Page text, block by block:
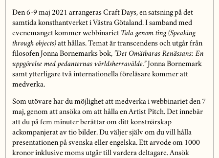
Den 6-9 maj 2021 arrangeras Craft Days, en satsning på det
samtida konsthantverket i Västra Götaland. I samband med
evenemanget kommer webbinariet Tala genom ting (Speaking
through objects)att hållas. Temat är transcendens och utgår från
filosofen Jonna Bornemarks bok, ”Det Omätbaras Renässans: En
uppgörelse med pedanternas världsherravälde.” Jonna Bornemark
samt ytterligare två internationella föreläsare kommer att
medverka.
Som utövare har du möjlighet att medverka i webbinariet den 7
maj, genom att ansöka om att hålla en Artist Pitch. Det innebär
att du på fem minuter berättar om ditt konstnärskap
ackompanjerat av tio bilder. Du väljer själv om du vill hålla
presentationen på svenska eller engelska. Ett arvode om 1000
kronor inklusive moms utgår till vardera deltagare. Ansök